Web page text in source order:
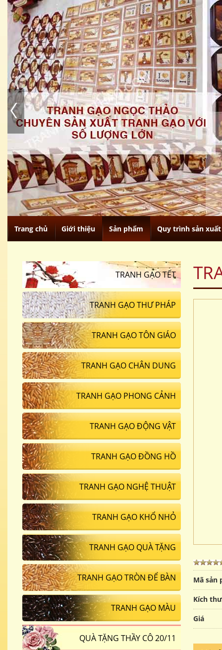
Trang chủ Giới thiệu Sản phẩm Quy trình sản xuất
Mã sản
Kích
Giá
TRANH GẠO TẾT
TRANH GẠO THƯ PHÁP
TRANH GẠO TÔN GIÁO
TRANH GẠO CHÂN DUNG
TRANH GẠO PHONG CẢNH
TRANH GẠO ĐỘNG VẬT
TRANH GẠO ĐỒNG HỒ
TRANH GẠO NGHỆ THUẬT
TRANH GẠO KHỔ NHỎ
TRANH GẠO QUÀ TẶNG
TRANH GẠO TRÒN ĐỂ BÀN
TRANH GẠO MÀU
QUÀ TẶNG THẦY CÔ 20/11